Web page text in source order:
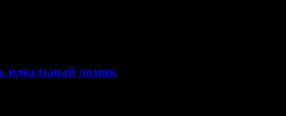
идеальный домик